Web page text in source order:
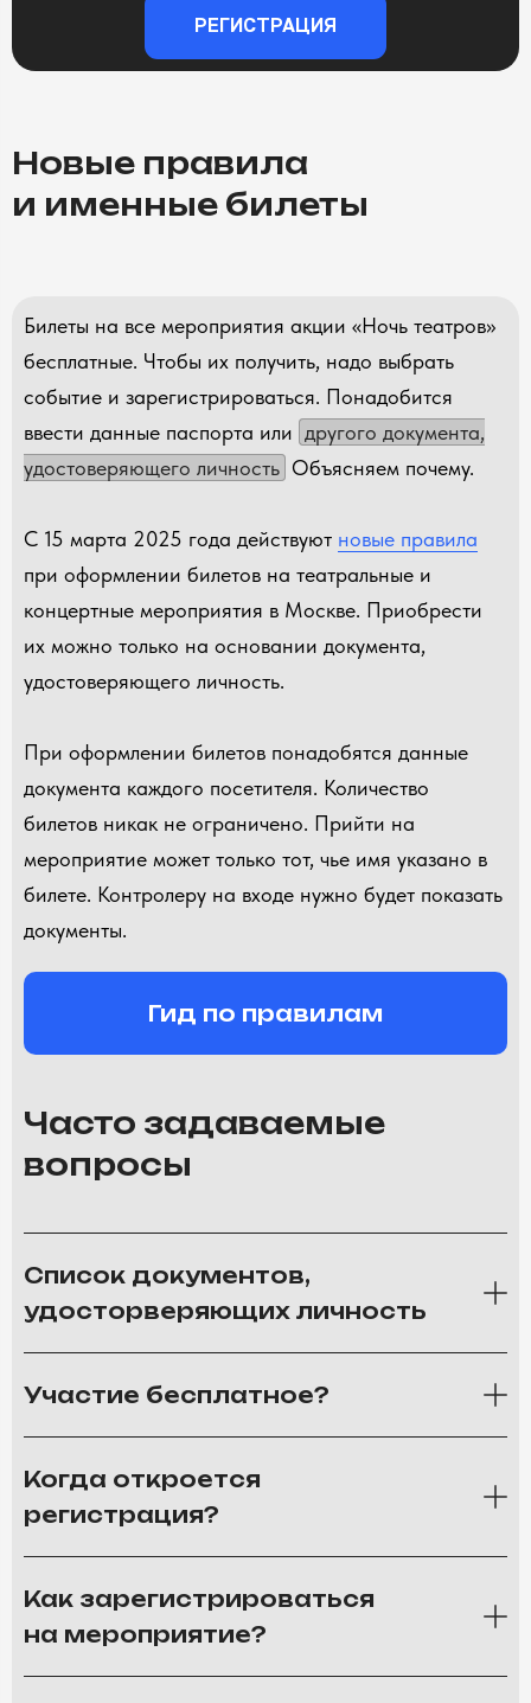
РЕГИСТРАЦИЯ
Новые правила
и именные билеты
Билеты на все мероприятия акции «Ночь театров»
бесплатные. Чтобы их получить, надо выбрать
событие и зарегистрироваться. Понадобится
ввести данные паспорта или другого документа,
удостоверяющего личность Объясняем почему.
С 15 марта 2025 года действуют новые правила
при оформлении билетов на театральные и
концертные мероприятия в Москве. Приобрести
их можно только на основании документа,
удостоверяющего личность.
При оформлении билетов понадобятся данные
документа каждого посетителя. Количество
билетов никак не ограничено. Прийти на
мероприятие может только тот, чье имя указано в
билете. Контролеру на входе нужно будет показать
документы.
Гид по правилам
Часто задаваемые
вопросы
Список документов,
удосторверяющих личность
Участие бесплатное?
Когда откроется
регистрация?
Как зарегистрироваться
на мероприятие?